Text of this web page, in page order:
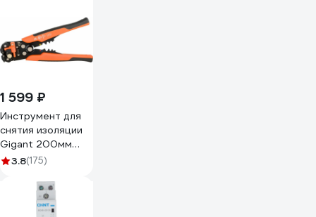
1 599 ₽
Инструмент для
снятия изоляции
Gigant 200мм
GEP 01
3.8(175)